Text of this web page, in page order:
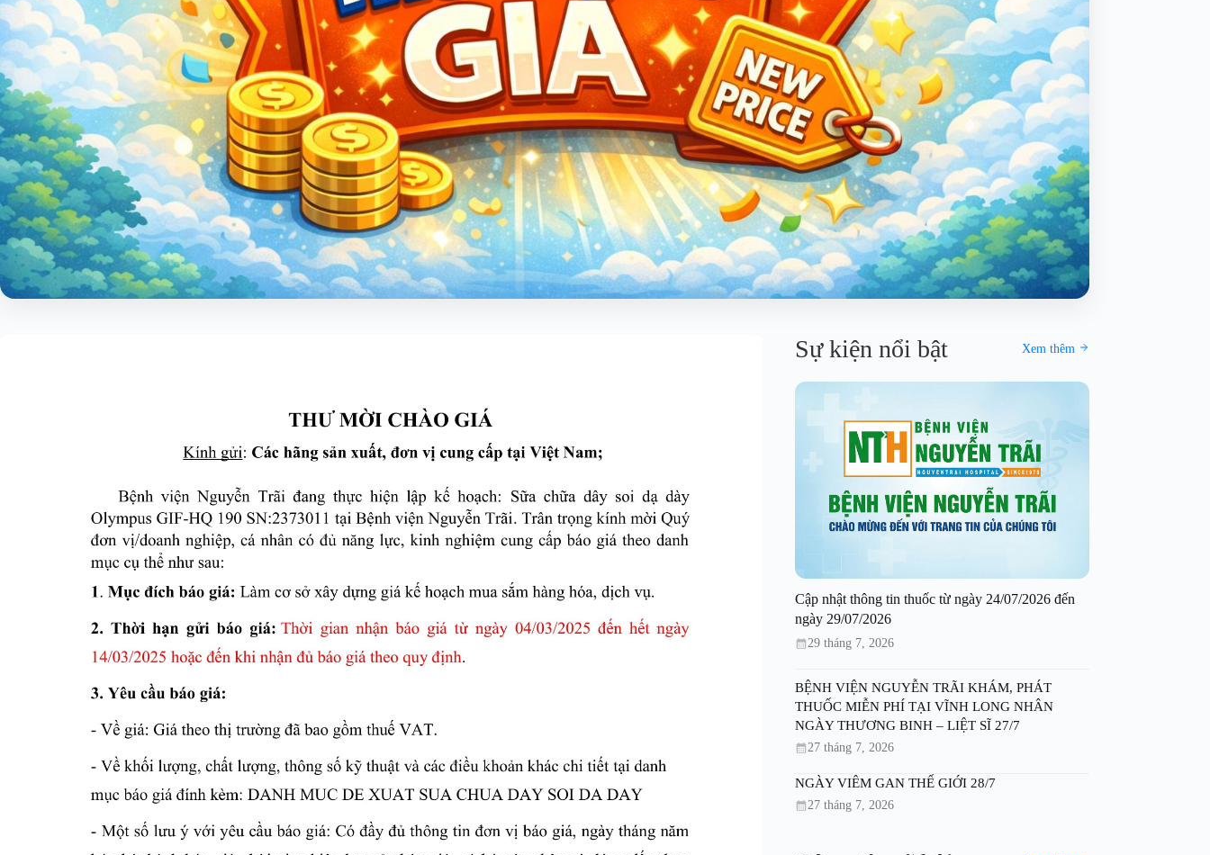
Sự kiện nổi bật Xem thêm
Cập nhật thông tin thuốc từ ngày 24/07/2026 đến
ngày 29/07/2026
29 tháng 7, 2026
BỆNH VIỆN NGUYỄN TRÃI KHÁM, PHÁT
THUỐC MIỄN PHÍ TẠI VĨNH LONG NHÂN
NGÀY THƯƠNG BINH – LIỆT SĨ 27/7
27 tháng 7, 2026
NGÀY VIÊM GAN THẾ GIỚI 28/7
27 tháng 7, 2026